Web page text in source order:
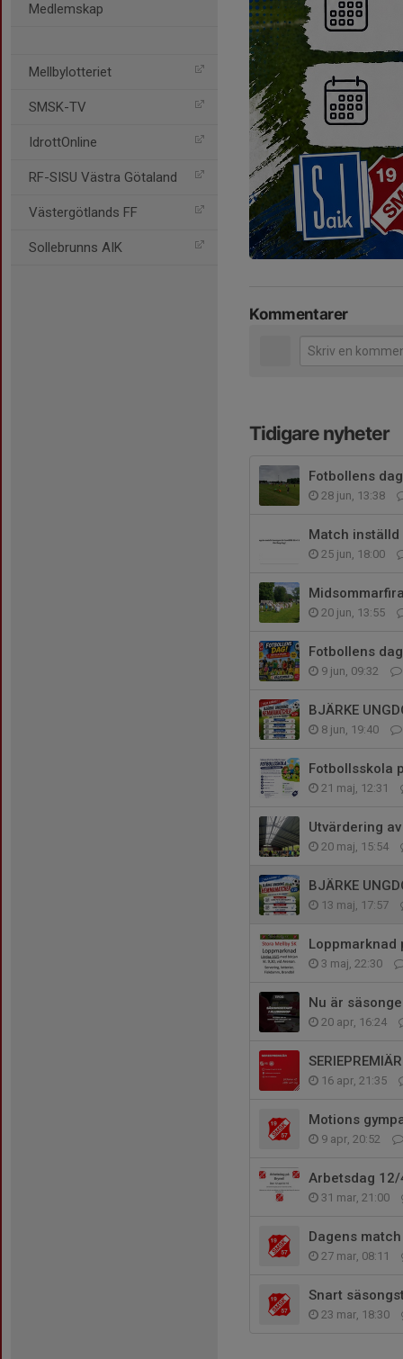
Medlemskap
Mellbylotteriet
SMSK-TV
IdrottOnline
RF-SISU Västra Götaland
Västergötlands FF
Sollebrunns AIK
Kommentarer
Tidigare nyheter
Fotbollens
28 jun, 13:38
Match inställd
25 jun, 18:00
20 jun, 13:55
Fotbollens
9 jun, 09:32
BJÄRKE
8 jun, 19:40
Fotbollsskola
21 maj, 12:31
Utvärdering
20 maj, 15:54
BJÄRKE
13 maj, 17:57
3 maj, 22:30
Nu är
20 apr, 16:24
SERIEPREMIÄR
16 apr, 21:35
Motions
9 apr, 20:52
Arbetsdag 12/
31 mar, 21:00
Dagens
27 mar, 08:11
Snart
23 mar, 18:30